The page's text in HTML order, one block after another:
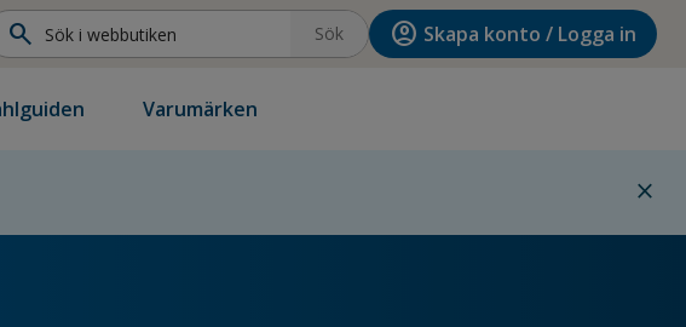
search Sök account_circle Skapa konto / Logga in
Varumärken
close